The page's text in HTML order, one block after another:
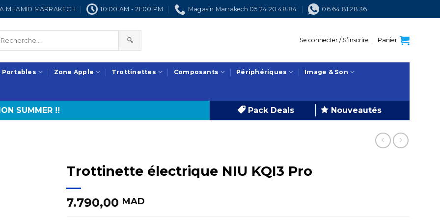
MHAMID MARRAKECH 10:00 AM - 21:00 PM Magasin Marrakech 05 24 20 48 84 06 64 81 28 36
🔍 Se connecter / S’inscrire Panier
Portables Zone Apple Trottinettes Composants Périphériques Image & Son
SUMMER !! Pack Deals Nouveautés
Trottinette électrique NIU KQI3 Pro
7.790,00 MAD